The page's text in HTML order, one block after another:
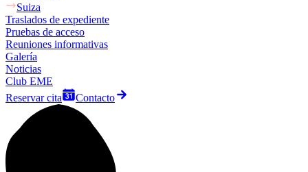
Suiza
Traslados de expediente
Pruebas de acceso
Reuniones informativas
Galería
Noticias
Club EME
Reservar cita
Contacto